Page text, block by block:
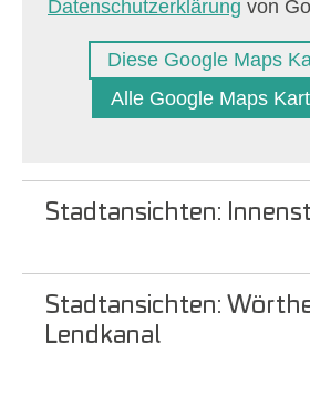
Diese Google Maps
Alle Google Maps
Stadtansichten:
Stadtansichten:
Lendkanal